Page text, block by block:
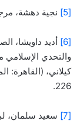
[5] نجية دهشة،
[6]
أديد داويشا،
والتحدي
226.
[7]
سعيد سلمان،